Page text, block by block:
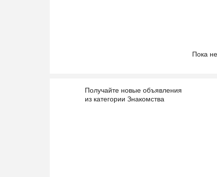
Пока
Получайте новые объявления
из категории Знакомства